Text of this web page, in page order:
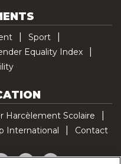
Sport
Equality Index
Harcèlement Scolaire
International
Contact
YouTubePinterestTikTok